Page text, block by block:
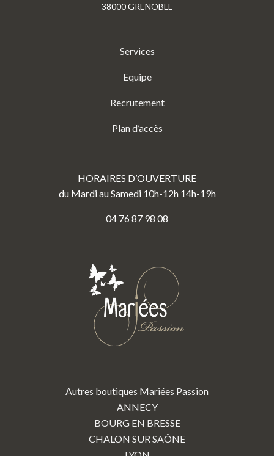
38000 GRENOBLE
Services
Equipe
Recrutement
Plan d’accès
HORAIRES D’OUVERTURE
du Mardi au Samedi 10h-12h 14h-19h
04 76 87 98 08
Autres boutiques Mariées Passion
ANNECY
BOURG EN BRESSE
CHALON SUR SAÔNE